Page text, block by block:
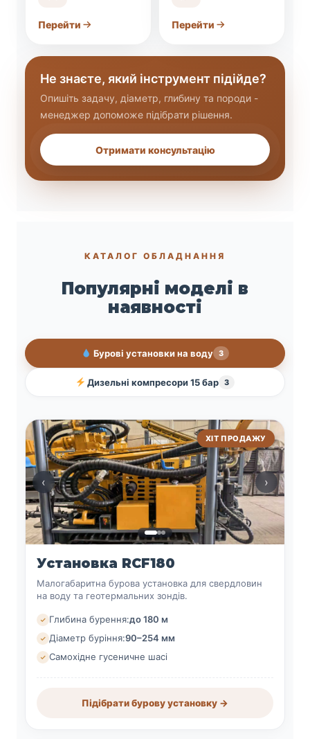
Перейти Перейти
Не знаєте, який інструмент підійде?
Опишіть задачу, діаметр, глибину та породи -
менеджер допоможе підібрати рішення.
Отримати консультацію
КАТАЛОГ ОБЛАДНАННЯ
Популярні моделі в
наявності
Бурові установки на воду 3
Дизельні компресори 15 бар 3
ХІТ ПРОДАЖУ
‹ ›
Установка RCF180
Малогабаритна бурова установка для свердловин
на воду та геотермальних зондів.
Глибина бурення:до 180 м
Діаметр буріння:90–254 мм
Самохідне гусеничне шасі
Підібрати бурову установку →